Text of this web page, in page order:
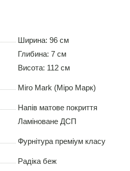
Ширина: 96 см
Глибина: 7 см
Висота: 112 см
Miro Mark (Міро Марк)
Напів матове покриття
Ламіноване ДСП
Фурнітура преміум класу
Радіка беж